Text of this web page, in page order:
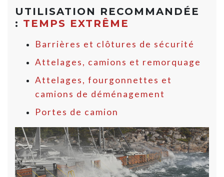
UTILISATION RECOMMANDÉE
: TEMPS EXTRÊME
Barrières et clôtures de sécurité
Attelages, camions et remorquage
Attelages, fourgonnettes et
camions de déménagement
Portes de camion